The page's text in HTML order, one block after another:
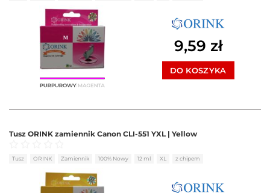
9,59 zł
DO KOSZYKA
Tusz ORINK zamiennik Canon CLI-551 YXL | Yellow
Oceniono0na 5
Tusz ORINK Zamiennik 100% Nowy 12 ml XL z chipem